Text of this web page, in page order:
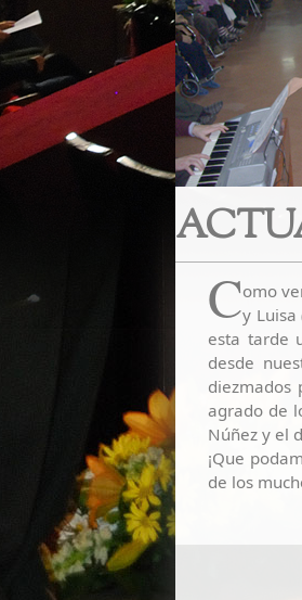
Como
y Luisa
esta tarde
desde
diezmados
agrado de
Núñez y el
¡Que
de los